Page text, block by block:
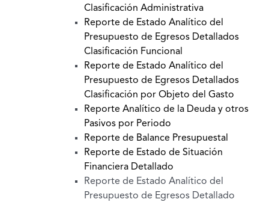
Clasificación Administrativa
Reporte de Estado Analítico del
Presupuesto de Egresos Detallados
Clasificación Funcional
Reporte de Estado Analítico del
Presupuesto de Egresos Detallados
Clasificación por Objeto del Gasto
Reporte Analítico de la Deuda y otros
Pasivos por Periodo
Reporte de Balance Presupuestal
Reporte de Estado de Situación
Financiera Detallado
Reporte de Estado Analítico del
Presupuesto de Egresos Detallado